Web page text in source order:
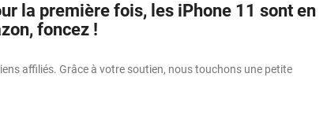
la première fois, les iPhone 11 sont en
foncez !
affiliés. Grâce à votre soutien, nous touchons une petite